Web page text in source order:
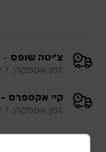
צ'יטה שופס
זמן אספקה: 7 ימי עסקים
קיי אקספרס
זמן אספקה: 7 ימי עסקים